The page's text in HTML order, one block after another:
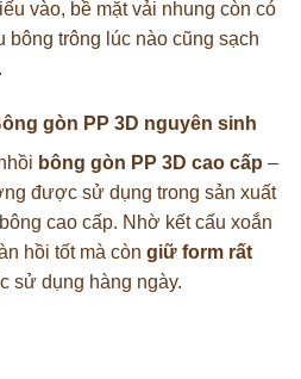
vào, bề mặt vải nhung còn có
bông trông lúc nào cũng sạch
gòn PP 3D nguyên sinh
bông gòn PP 3D cao cấp –
được sử dụng trong sản xuất
cao cấp. Nhờ kết cấu xoắn
hồi tốt mà còn giữ form rất
sử dụng hàng ngày.